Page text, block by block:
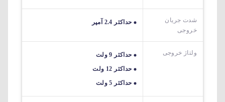
شدت جریان
خروجی
حداکثر 2.4 آمپر
ولتاژ خروجی
حداکثر 9 ولت
حداکثر 12 ولت
حداکثر 5 ولت